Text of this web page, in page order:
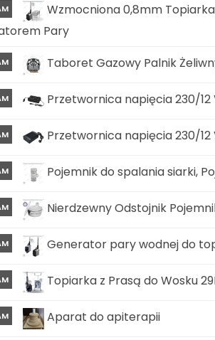
Wzmocniona 0,8mm
Pary
Taboret Gazowy Palnik
Przetwornica napięcia 230/12
Przetwornica napięcia 230/12
Pojemnik do spalania siarki,
Nierdzewny Odstojnik
Generator pary wodnej do
Topiarka z Prasą do Wosku
Aparat do apiterapii